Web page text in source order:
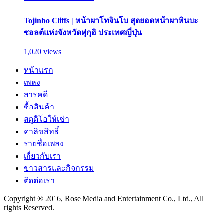
Tojinbo Cliffs | หน้าผาโทจินโบ สุดยอดหน้าผาหินบะ
ซอลต์แห่งจังหวัดฟุกุอิ ประเทศญี่ปุ่น
1,020 views
หน้าแรก
เพลง
สารคดี
ซื้อสินค้า
สตูดิโอให้เช่า
ค่าลิขสิทธิ์
รายชื่อเพลง
เกี่ยวกับเรา
ข่าวสารและกิจกรรม
ติดต่อเรา
Copyright ® 2016, Rose Media and Entertainment Co., Ltd., All
rights Reserved.